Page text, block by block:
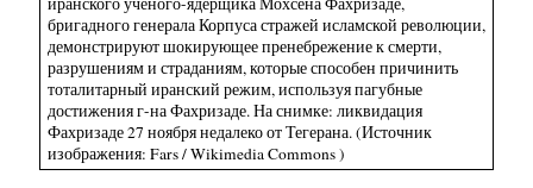
бригадного генерала Корпуса стражей исламской революции,
демонстрируют шокирующее пренебрежение к смерти,
разрушениям и страданиям, которые способен причинить
тоталитарный иранский режим, используя пагубные
достижения г-на Фахризаде. На снимке: ликвидация
Фахризаде 27 ноября недалеко от Тегерана. (Источник
изображения: Fars / Wikimedia Commons )